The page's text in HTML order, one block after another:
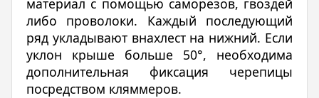
материал с помощью саморезов, гвоздей
либо проволоки. Каждый последующий
ряд укладывают внахлест на нижний. Если
уклон крыше больше 50°, необходима
дополнительная фиксация черепицы
посредством кляммеров.